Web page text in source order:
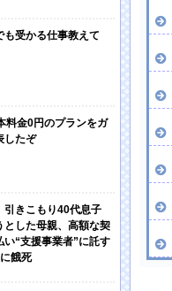
も受かる仕事教えて
料金0円のプランをガ
したぞ
引きこもり40代息子
とした母親、高額な契
い“支援事業者”に託す
餓死